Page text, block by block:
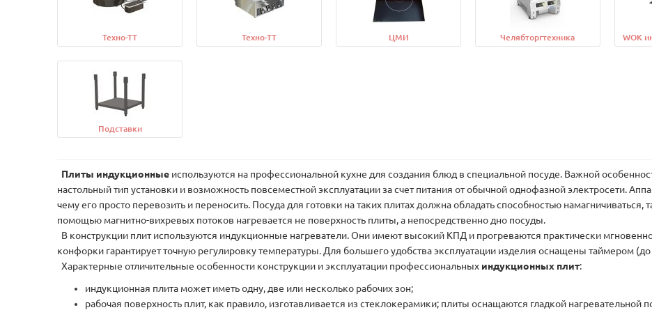
Техно-ТТ Техно-ТТ ЦМИ Челябторгтехника WOK
Подставки
Плиты индукционные используются на профессиональной кухне для создания блюд в специальной посуде. Важной
настольный тип установки и возможность повсеместной эксплуатации за счет питания от обычной однофазной электросети.
чему его просто перевозить и переносить. Посуда для готовки на таких плитах должна обладать способностью намагничиваться,
помощью магнитно-вихревых потоков нагревается не поверхность плиты, а непосредственно дно посуды.
В конструкции плит используются индукционные нагреватели. Они имеют высокий КПД и прогреваются практически
конфорки гарантирует точную регулировку температуры. Для большего удобства эксплуатации изделия оснащены таймером (до
Характерные отличительные особенности конструкции и эксплуатации профессиональных индукционных плит:
индукционная плита может иметь одну, две или несколько рабочих зон;
рабочая поверхность плит, как правило, изготавливается из стеклокерамики; плиты оснащаются гладкой нагревательной